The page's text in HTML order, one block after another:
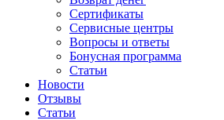
Сертификаты
Сервисные центры
Вопросы и ответы
Бонусная программа
Статьи
Новости
Отзывы
Статьи